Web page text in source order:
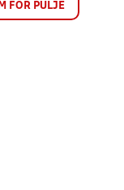
FOR PULJE